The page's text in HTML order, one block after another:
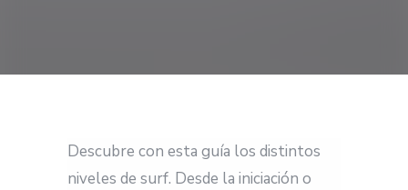
Descubre con esta guía los distintos
niveles de surf. Desde la iniciación o